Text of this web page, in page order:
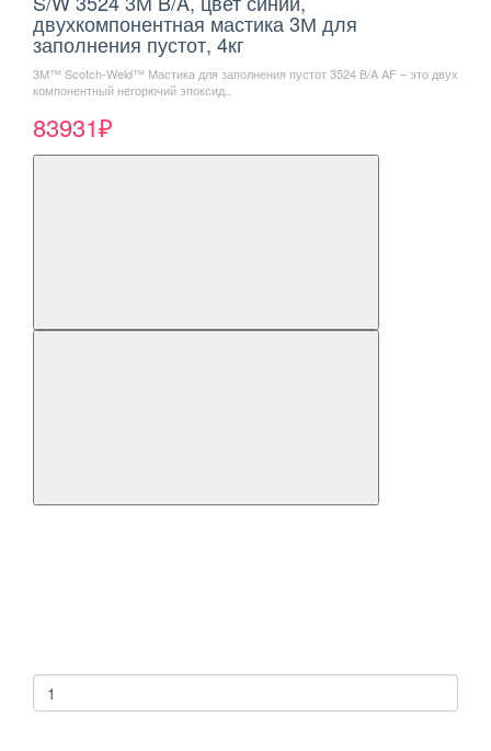
двухкомпонентная мастика 3М для
заполнения пустот, 4кг
3M™ Scotch-Weld™ Мастика для заполнения пустот 3524 B/A AF – это двух
компонентный негорючий эпоксид..
83931₽